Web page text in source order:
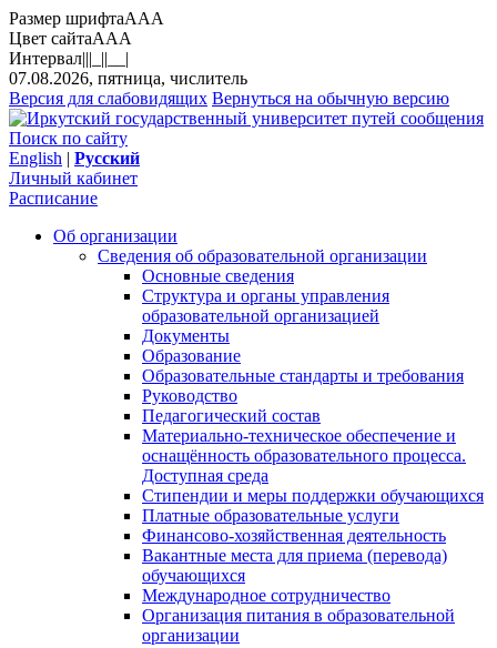
Размер шрифтаAAA
Цвет сайтаAAA
Интервал|||_||__|
07.08.2026, пятница, числитель
Версия для слабовидящих Вернуться на обычную версию
Поиск по сайту
English | Русский
Личный кабинет
Расписание
Об организации
Сведения об образовательной организации
Основные сведения
Структура и органы управления
образовательной организацией
Документы
Образование
Образовательные стандарты и требования
Руководство
Педагогический состав
Материально-техническое обеспечение и
оснащённость образовательного процесса.
Доступная среда
Стипендии и меры поддержки обучающихся
Платные образовательные услуги
Финансово-хозяйственная деятельность
Вакантные места для приема (перевода)
обучающихся
Международное сотрудничество
Организация питания в образовательной
организации